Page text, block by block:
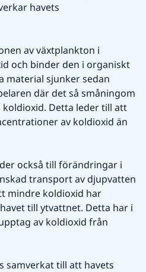
havets
av växtplankton i
och binder den i organiskt
material sjunker sedan
där det så småningom
Detta leder till att
av koldioxid än
också till förändringar i
transport av djupvatten
mindre koldioxid har
till ytvattnet. Detta har i
av koldioxid från
samverkat till att havets